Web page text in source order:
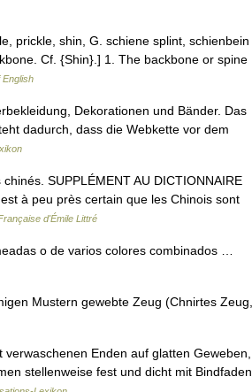
prickle, shin, G. schiene splint, schienbein
Cf. {Shin}.] 1. The backbone or spine
English
Dekorationen und Bänder. Das
dadurch, dass die Webkette vor dem
SUPPLÉMENT AU DICTIONNAIRE
à peu près certain que les Chinois sont
d'Émile Littré
o de varios colores combinados …
Mustern gewebte Zeug (Chnirtes Zeug,
Enden auf glatten Geweben,
stellenweise fest und dicht mit Bindfaden